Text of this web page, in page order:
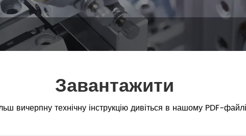
Завантажити
вичерпну технічну інструкцію дивіться в нашому PDF-